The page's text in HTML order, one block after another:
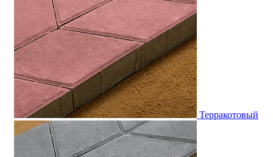
Терракотовый